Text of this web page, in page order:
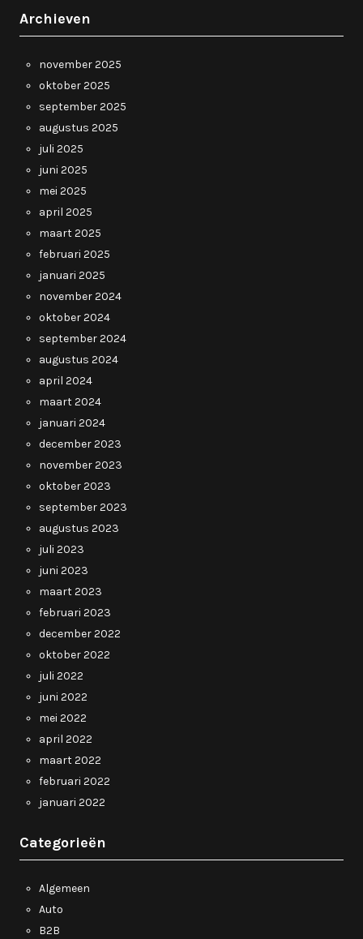
Archieven
november 2025
oktober 2025
september 2025
augustus 2025
juli 2025
juni 2025
mei 2025
april 2025
maart 2025
februari 2025
januari 2025
november 2024
oktober 2024
september 2024
augustus 2024
april 2024
maart 2024
januari 2024
december 2023
november 2023
oktober 2023
september 2023
augustus 2023
juli 2023
juni 2023
maart 2023
februari 2023
december 2022
oktober 2022
juli 2022
juni 2022
mei 2022
april 2022
maart 2022
februari 2022
januari 2022
Categorieën
Algemeen
Auto
B2B